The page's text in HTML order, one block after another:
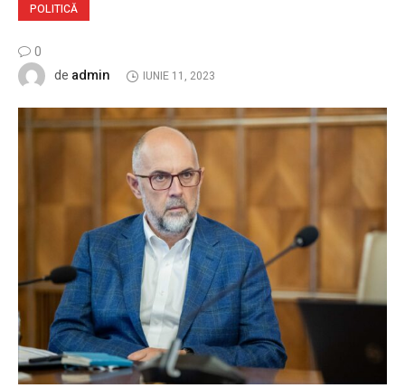
POLITICĂ
0
de admin IUNIE 11, 2023